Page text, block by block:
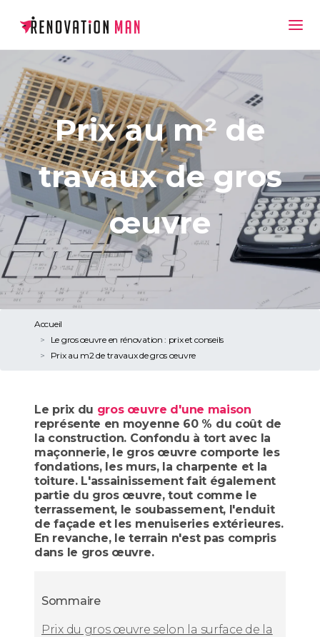
Prix au m² de
travaux de gros
œuvre
Accueil
Le gros œuvre en rénovation : prix et conseils
Prix au m2 de travaux de gros oeuvre
Le prix du gros œuvre d'une maison
représente en moyenne 60 % du coût de
la construction. Confondu à tort avec la
maçonnerie, le gros œuvre comporte les
fondations, les murs, la charpente et la
toiture. L'assainissement fait également
partie du gros œuvre, tout comme le
terrassement, le soubassement, l'enduit
de façade et les menuiseries extérieures.
En revanche, le terrain n'est pas compris
dans le gros œuvre.
Sommaire
Prix du gros œuvre selon la surface de la